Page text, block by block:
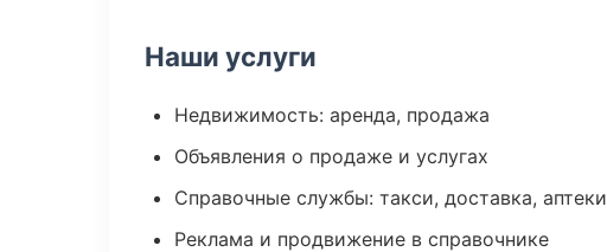
Наши услуги
Недвижимость: аренда, продажа
Объявления о продаже и услугах
Справочные службы: такси, доставка, аптеки
Реклама и продвижение в справочнике